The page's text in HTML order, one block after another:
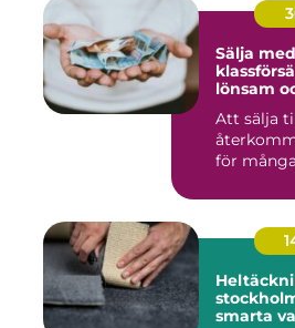
Sälja
lönsam
Att sälja
för
stockholm funktion, stil
smarta